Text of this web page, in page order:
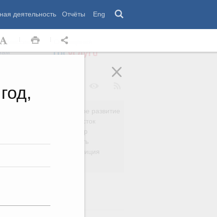
деятельность Отчёты Eng
Обращения
Региональное развитие
Дальний Восток
Россия и мир
Безопасность
Право и юстиция